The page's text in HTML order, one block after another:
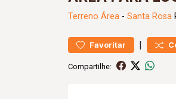
Terreno Área - Santa Rosa
Favoritar |
Compartilhe: